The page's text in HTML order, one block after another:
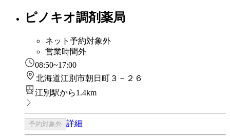
ピノキオ調剤薬局
ネット予約対象外
営業時間外
08:50~17:00
北海道江別市朝日町３－２６
江別駅から1.4km
予約対象外 詳細